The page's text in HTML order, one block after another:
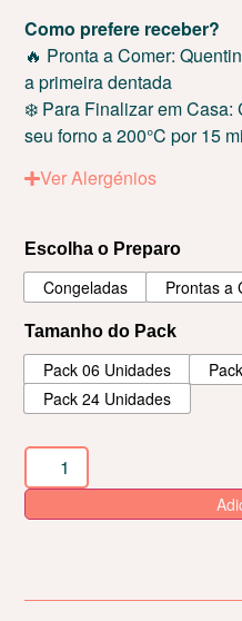
Como prefere receber?
🔥 Pronta a Comer:
a primeira dentada
❄️ Para Finalizar em Casa:
seu forno a 200°C por 15
Ver Alergénios
Escolha o Preparo
Congeladas Prontas a
Tamanho do Pack
Pack 06 Unidades
Pack 24 Unidades